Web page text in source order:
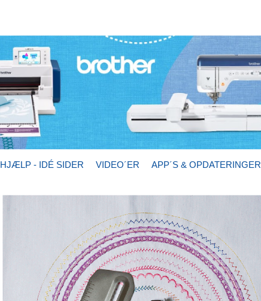
HJÆLP - IDÉ SIDER VIDEO´ER APP´S & OPDATERINGER